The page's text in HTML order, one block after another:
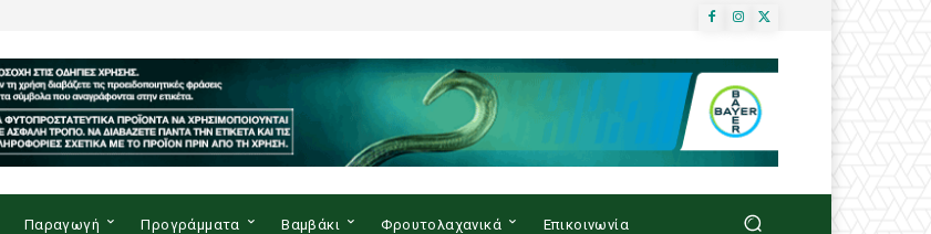
Παραγωγή Προγράμματα Βαμβάκι Φρουτολαχανικά Επικοινωνία